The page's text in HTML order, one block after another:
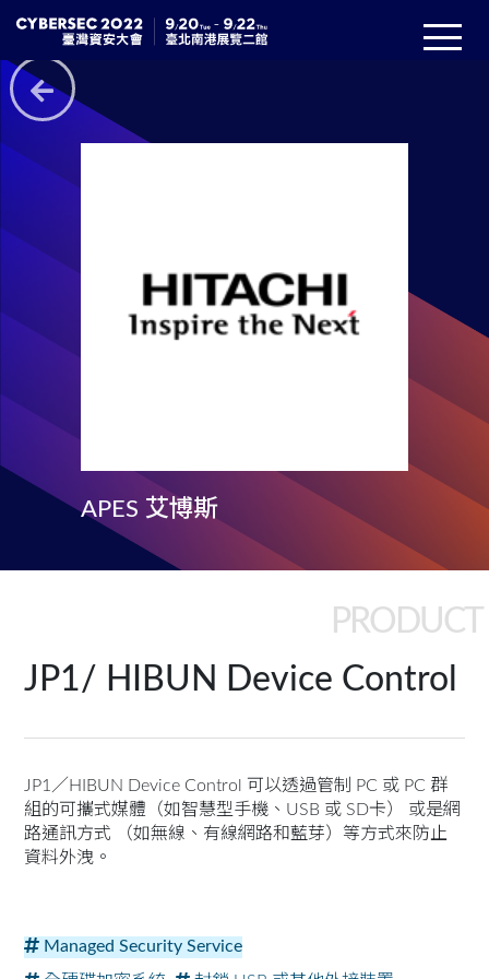
APES 艾博斯
PRODUCT
JP1/ HIBUN Device Control
JP1／HIBUN Device Control 可以透過管制 PC 或 PC 群
組的可攜式媒體（如智慧型手機、USB 或 SD卡） 或是網
路通訊方式 （如無線、有線網路和藍芽）等方式來防止
資料外洩。
Managed Security Service